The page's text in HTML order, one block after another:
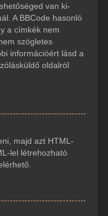
van ki-
A BBCode hasonló
a címkék nem
szögletes
információért lásd a
oldalról
majd azt HTML-
lel létrehozható